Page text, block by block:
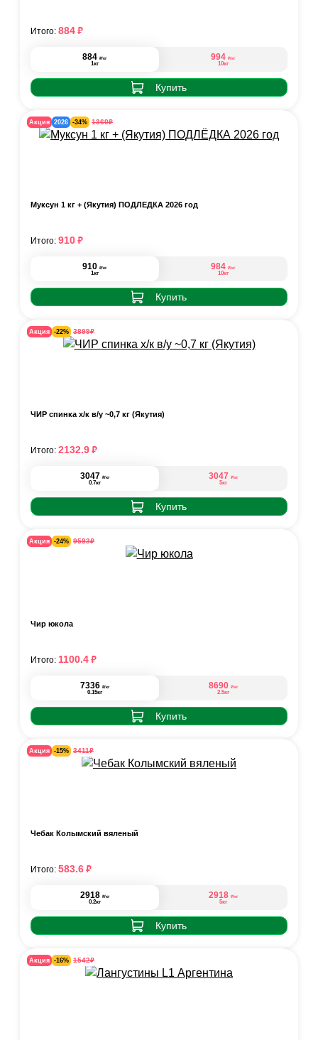
884 ₽/кг
1кг
994 ₽/кг
10кг
Купить
Итого: 884₽
Акция 2026 -34% 1360₽
Муксун 1 кг + (Якутия) ПОДЛЁДКА 2026 год
910 ₽/кг
1кг
984 ₽/кг
10кг
Купить
Итого: 910₽
Акция -22% 3899₽
ЧИР спинка х/к в/у ~0,7 кг (Якутия)
3047 ₽/кг
0.7кг
3047 ₽/кг
5кг
Купить
Итого: 2132.9₽
Акция -24% 9593₽
Чир юкола
7336 ₽/кг
0.15кг
8690 ₽/кг
2.5кг
Купить
Итого: 1100.4₽
Акция -15% 3411₽
Чебак Колымский вяленый
2918 ₽/кг
0.2кг
2918 ₽/кг
5кг
Купить
Итого: 583.6₽
Акция -16% 1542₽